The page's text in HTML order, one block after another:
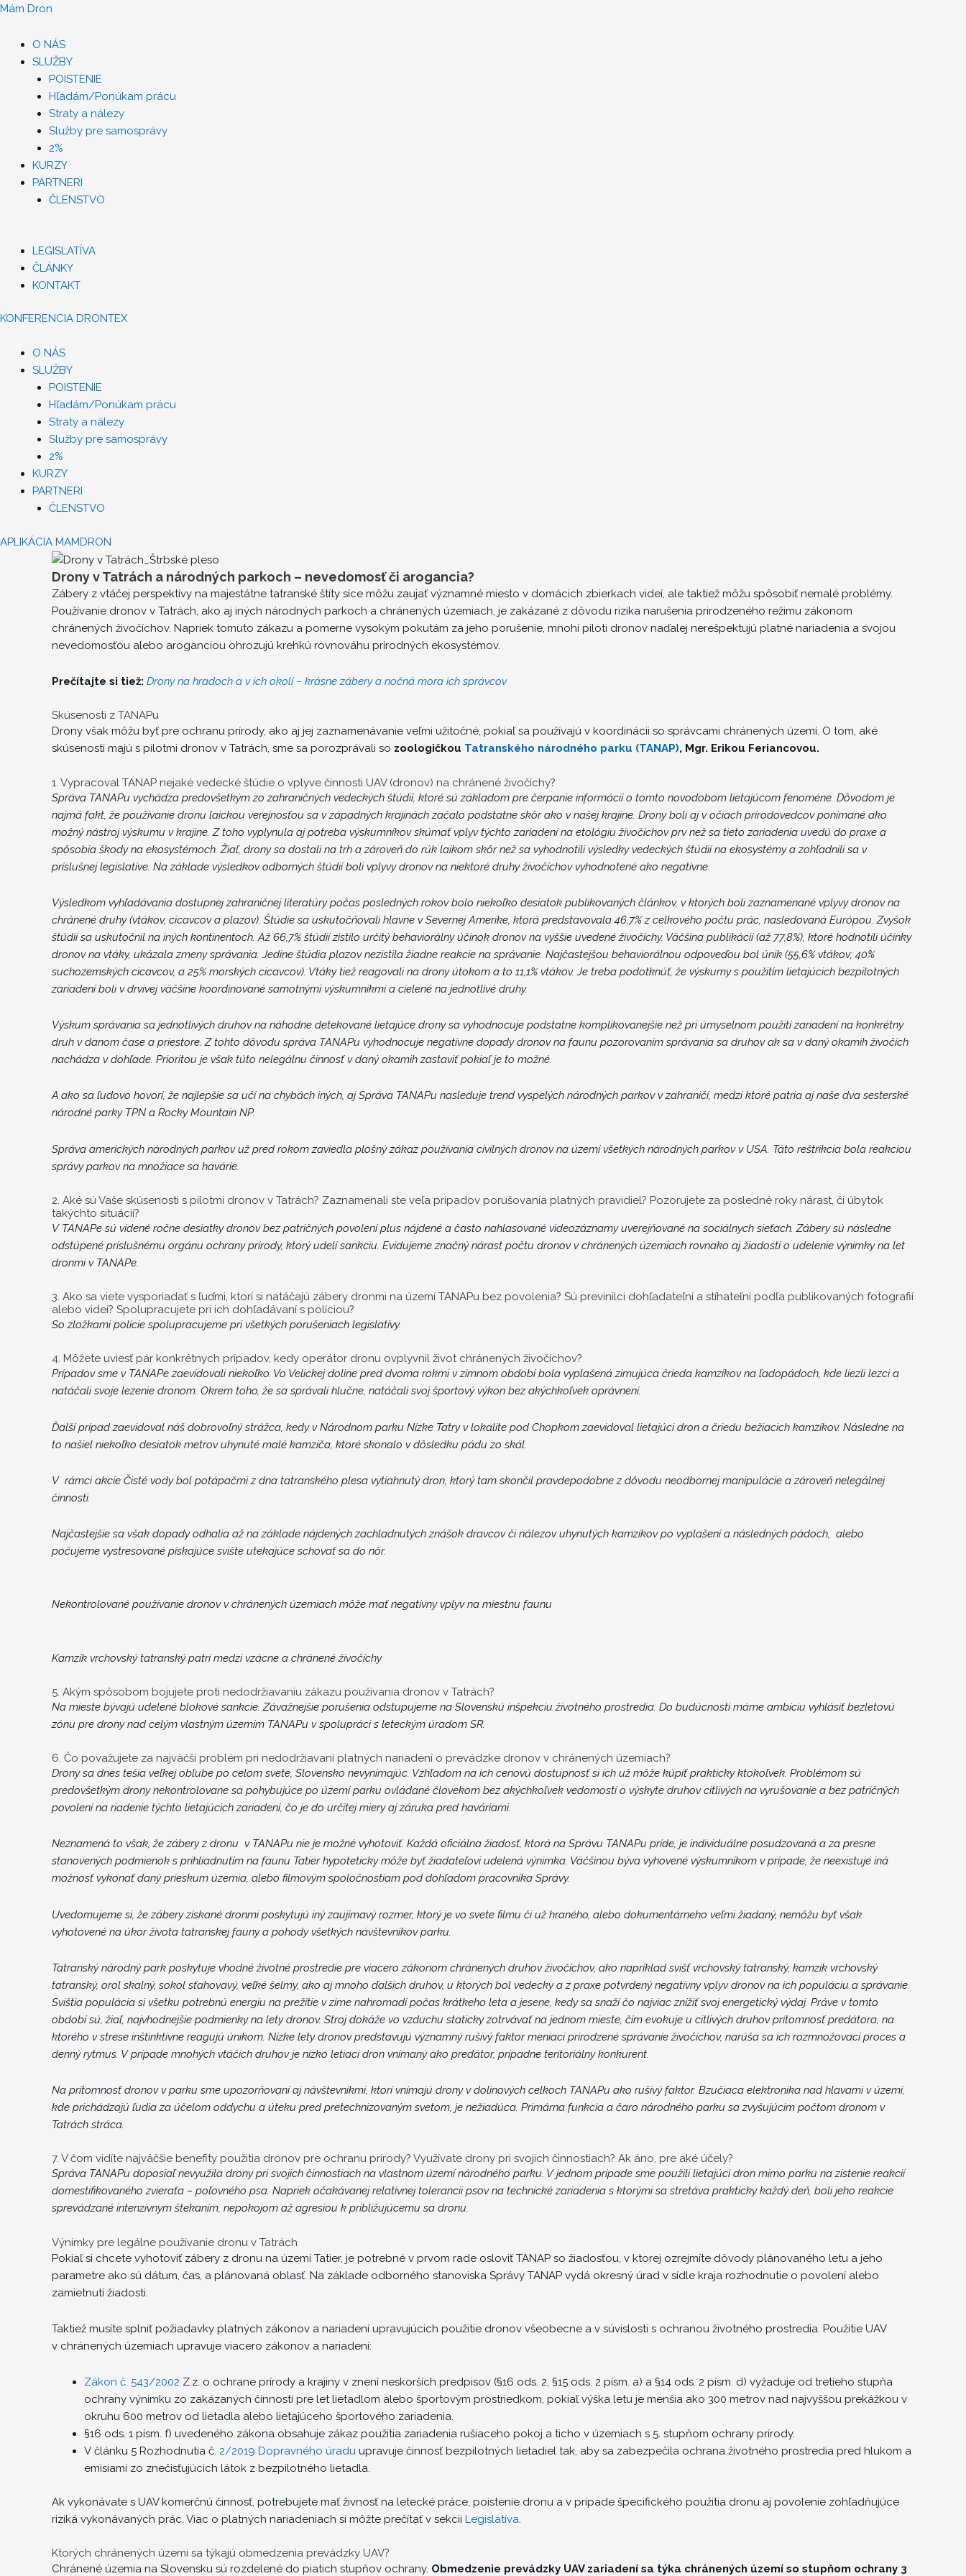
Preskočiť
obsah
Mám Dron
Menu
O NÁS
SLUŽBY
POISTENIE
Hľadám/Ponúkam prácu
Straty a nálezy
Služby pre samosprávy
2%
KURZY
PARTNERI
ČLENSTVO
Menu
LEGISLATÍVA
ČLÁNKY
KONTAKT
KONFERENCIA DRONTEX
Menu
O NÁS
SLUŽBY
POISTENIE
Hľadám/Ponúkam prácu
Straty a nálezy
Služby pre samosprávy
2%
KURZY
PARTNERI
ČLENSTVO
APLIKÁCIA MAMDRON
Drony v Tatrách a národných parkoch – nevedomosť či arogancia?
Zábery z vtáčej perspektívy na majestátne tatranské štíty síce môžu zaujať významné miesto v domácich zbierkach videí, ale taktiež môžu spôsobiť nemalé problémy.
Používanie dronov v Tatrách, ako aj iných národných parkoch a chránených územiach, je zakázané z dôvodu rizika narušenia prirodzeného režimu zákonom
chránených živočíchov. Napriek tomuto zákazu a pomerne vysokým pokutám za jeho porušenie, mnohí piloti dronov naďalej nerešpektujú platné nariadenia a svojou
nevedomosťou alebo aroganciou ohrozujú krehkú rovnováhu prírodných ekosystémov.
Prečítajte si tiež: Drony na hradoch a v ich okolí – krásne zábery a nočná mora ich správcov
Skúsenosti z TANAPu
Drony však môžu byť pre ochranu prírody, ako aj jej zaznamenávanie veľmi užitočné, pokiaľ sa používajú v koordinácii so správcami chránených území. O tom, aké
skúsenosti majú s pilotmi dronov v Tatrách, sme sa porozprávali so zoologičkou Tatranského národného parku (TANAP), Mgr. Erikou Feriancovou.
1. Vypracoval TANAP nejaké vedecké štúdie o vplyve činnosti UAV (dronov) na chránené živočíchy?
Správa TANAPu vychádza predovšetkým zo zahraničných vedeckých štúdií, ktoré sú základom pre čerpanie informácií o tomto novodobom lietajúcom fenoméne. Dôvodom je
najmä fakt, že používanie dronu laickou verejnosťou sa v západných krajinách začalo podstatne skôr ako v našej krajine. Drony boli aj v očiach prírodovedcov ponímané ako
možný nástroj výskumu v krajine. Z toho vyplynula aj potreba výskumníkov skúmať vplyvtýchto zariadení na etológiu živočíchov prv než sa tieto zariadenia uvedú do praxe a
spôsobia škody na ekosystémoch. Žiaľ, drony sa dostali na trh a zároveň do rúk laikom skôr než sa vyhodnotili výsledky vedeckých štúdií na ekosystémy a zohľadnili sa v
príslušnej legislatíve. Na základe výsledkov odborných štúdií boli vplyvy dronov na niektoré druhy živočíchov vyhodnotené ako negatívne.
Výsledkom vyhľadávania dostupnej zahraničnej literatúry počas posledných rokov bolo niekoľko desiatok publikovaných článkov, v ktorých boli zaznamenané vplyvy dronov na
chránené druhy (vtákov, cicavcov a plazov). Štúdie sa uskutočňovali hlavne v Severnej Amerike, ktorá predstavovala 46,7% z celkového počtu prác, nasledovaná Európou. Zvyšok
štúdií sa uskutočnil na iných kontinentoch. Až 66,7% štúdií zistilo určitý behaviorálny účinok dronov na vyššie uvedené živočíchy. Väčšina publikácií (až 77,8%), ktoré hodnotili účinky
dronov na vtáky, ukázala zmeny správania. Jedine štúdia plazov nezistila žiadne reakcie na správanie. Najčastejšou behaviorálnou odpoveďou bol únik (55,6% vtákov; 40%
suchozemských cicavcov, a 25% morských cicavcov). Vtáky tiež reagovali na drony útokom a to 11,1% vtákov. Je treba podotknúť, že výskumy s použitím lietajúcich bezpilotných
zariadení boli v drvivej väčšine koordinované samotnými výskumníkmi a cielené na jednotlivé druhy.
Výskum správania sa jednotlivých druhov na náhodne detekované lietajúce drony sa vyhodnocuje podstatne komplikovanejšie než pri úmyselnom použití zariadení na konkrétny
druh v danom čase a priestore. Z tohto dôvodu správa TANAPu vyhodnocuje negatívne dopady dronov na faunu pozorovaním správania sa druhov ak sa v daný okamih živočích
nachádza v dohľade. Prioritou je však túto nelegálnu činnosť v daný okamih zastaviť pokiaľ je to možné.
A ako sa ľudovo hovorí, že najlepšie sa učí na chybách iných, aj Správa TANAPu nasleduje trend vyspelých národných parkov v zahraničí, medzi ktoré patria aj naše dva sesterské
národné parky TPN a Rocky Mountain NP.
Správa amerických národných parkov už pred rokom zaviedla plošný zákaz používania civilných dronov na území všetkých národných parkov v USA. Táto reštrikcia bola reakciou
správy parkov na množiace sa havárie.
2. Aké sú Vaše skúsenosti s pilotmi dronov v Tatrách? Zaznamenali ste veľa prípadov porušovania platných pravidiel? Pozorujete za posledné roky nárast, či úbytok
takýchto situácií?
V TANAPe sú videné ročne desiatky dronov bez patričných povolení plus nájdené a často nahlasované videozáznamy uverejňované na sociálnych sieťach. Zábery sú následne
odstúpené príslušnému orgánu ochrany prírody, ktorý udelí sankciu. Evidujeme značný nárast počtu dronov v chránených územiach rovnako aj žiadostí o udelenie výnimky na let
dronmi v TANAPe.
3. Ako sa viete vysporiadať s ľuďmi, ktorí si natáčajú zábery dronmi na území TANAPu bez povolenia? Sú previnilci dohľadateľní a stíhateľní podľa publikovaných fotografií
alebo videí? Spolupracujete pri ich dohľadávaní s políciou?
So zložkami polície spolupracujeme pri všetkých porušeniach legislatívy.
4. Môžete uviesť pár konkrétnych prípadov, kedy operátor dronu ovplyvnil život chránených živočíchov?
Prípadov sme v TANAPe zaevidovali niekoľko. Vo Velickej doline pred dvoma rokmi v zimnom období bola vyplašená zimujúca črieda kamzíkov na ľadopádoch, kde liezli lezci a
natáčali svoje lezenie dronom. Okrem toho, že sa správali hlučne, natáčali svoj športový výkon bez akýchkoľvek oprávnení.
Ďalší prípad zaevidoval náš dobrovoľný strážca, kedy v Národnom parku Nízke Tatry v lokalite pod Chopkom zaevidoval lietajúci dron a čriedu bežiacich kamzíkov. Následne na
to našiel niekoľko desiatok metrov uhynuté malé kamzíča, ktoré skonalo v dôsledku pádu zo skál.
V rámci akcie Čisté vody bol potápačmi z dna tatranského plesa vytiahnutý dron, ktorý tam skončil pravdepodobne z dôvodu neodbornej manipulácie a zároveň nelegálnej
činnosti.
Najčastejšie sa však dopady odhalia až na základe nájdených zachladnutých znášok dravcov či nálezov uhynutých kamzíkov po vyplašení a následných pádoch, alebo
počujeme vystresované pískajúce svište utekajúce schovať sa do nôr.
Nekontrolované používanie dronov v chránených územiach môže mať negatívny vplyv na miestnu faunu
Kamzík vrchovský tatranský patrí medzi vzácne a chránené živočíchy
5. Akým spôsobom bojujete proti nedodržiavaniu zákazu používania dronov v Tatrách?
Na mieste bývajú udelené blokové sankcie. Závažnejšie porušenia odstupujeme na Slovenskú inšpekciu životného prostredia. Do budúcnosti máme ambíciu vyhlásiť bezletovú
zónu pre drony nad celým vlastným územím TANAPu v spolupráci s leteckým úradom SR.
6. Čo považujete za najväčší problém pri nedodržiavaní platných nariadení o prevádzke dronov v chránených územiach?
Drony sa dnes tešia veľkej obľube po celom svete, Slovensko nevynímajúc. Vzhľadom na ich cenovú dostupnosť si ich už môže kúpiť prakticky ktokoľvek. Problémom sú
predovšetkým drony nekontrolovane sa pohybujúce po území parku ovládané človekom bez akýchkoľvek vedomostí o výskyte druhov citlivých na vyrušovanie a bez patričných
povolení na riadenie týchto lietajúcich zariadení, čo je do určitej miery aj záruka pred haváriami.
Neznamená to však, že zábery z dronu v TANAPu nie je možné vyhotoviť. Každá oficiálna žiadosť, ktorá na Správu TANAPu príde, je individuálne posudzovaná a za presne
stanovených podmienok s prihliadnutím na faunu Tatier hypoteticky môže byťžiadateľovi udelená výnimka. Väčšinou býva vyhovené výskumníkom v prípade, že neexistuje iná
možnosť vykonať daný prieskum územia, alebo filmovým spoločnostiam pod dohľadom pracovníka Správy.
Uvedomujeme si, že zábery získané dronmi poskytujú iný zaujímavý rozmer, ktorý je vo svete filmu či už hraného, alebo dokumentárneho veľmi žiadaný, nemôžu byť však
vyhotovené na úkor života tatranskej fauny a pohody všetkých návštevníkov parku.
Tatranský národný park poskytuje vhodné životné prostredie pre viacero zákonom chránených druhov živočíchov, ako napríklad svišť vrchovský tatranský, kamzík vrchovský
tatranský, orol skalný, sokol sťahovavý, veľké šelmy, ako aj mnoho ďalších druhov, u ktorých bol vedecky a z praxe potvrdený negatívny vplyv dronov na ich populáciu a správanie.
Svištia populácia si všetku potrebnú energiu na prežitie v zime nahromadí počas krátkeho leta a jesene, kedy sa snaží čo najviac znížiť svoj energetický výdaj. Práve v tomto
období sú, žiaľ, najvhodnejšie podmienky na lety dronov. Stroj dokáže vo vzduchu staticky zotrvávaťna jednom mieste, čím evokuje u citlivých druhov prítomnosť predátora, na
ktorého v strese inštinktívne reagujú únikom. Nízke lety dronov predstavujú významný rušivý faktor meniaci prirodzené správanie živočíchov, narúša sa ich rozmnožovací proces a
denný rytmus. V prípade mnohých vtáčích druhov je nízko letiaci dron vnímaný ako predátor, prípadne teritoriálny konkurent.
Na prítomnosť dronov v parku sme upozorňovaní aj návštevníkmi, ktorí vnímajú drony v dolinových celkoch TANAPu ako rušivý faktor. Bzučiaca elektronika nad hlavami v území,
kde prichádzajú ľudia za účelom oddychu a úteku pred pretechnizovaným svetom, je nežiadúca. Primárna funkcia a čaro národného parku sa zvyšujúcim počtom dronom v
Tatrách stráca.
7. V čom vidíte najväčšie benefity použitia dronov pre ochranu prírody? Využívate drony pri svojich činnostiach? Ak áno, pre aké účely?
Správa TANAPu doposiaľ nevyužila drony pri svojich činnostiach na vlastnom území národného parku. V jednom prípade sme použili lietajúci dron mimo parku na zistenie reakcií
domestifikovaného zvieraťa – poľovného psa. Napriek očakávanej relatívnej toleranciipsov na technické zariadenia s ktorými sa stretáva prakticky každý deň, boli jeho reakcie
sprevádzané intenzívnym štekaním, nepokojom až agresiou k približujúcemu sa dronu.
Výnimky pre legálne používanie dronu v Tatrách
Pokiaľ si chcete vyhotoviť zábery z dronu na území Tatier, je potrebné v prvom rade osloviť TANAP so žiadosťou, v ktorej ozrejmíte dôvody plánovaného letu a jeho
parametre ako sú dátum, čas, a plánovaná oblasť. Na základe odborného stanoviska Správy TANAP vydá okresný úrad v sídle kraja rozhodnutie o povolení alebo
zamietnutí žiadosti.
Taktiež musíte splniť požiadavky platných zákonov a nariadení upravujúcich použitie dronov všeobecne a v súvislosti s ochranou životného prostredia. Použitie UAV
v chránených územiach upravuje viacero zákonov a nariadení:
Zákon č. 543/2002 Z.z. o ochrane prírody a krajiny v znení neskorších predpisov (§16 ods. 2, §15 ods. 2 písm. a) a §14 ods. 2 písm. d) vyžaduje od tretieho stupňa
ochrany výnimku zo zakázaných činností pre let lietadlom alebo športovým prostriedkom, pokiaľ výška letu je menšia ako 300 metrov nad najvyššou prekážkou v
okruhu 600 metrov od lietadla alebo lietajúceho športového zariadenia.
§16 ods. 1 písm. f) uvedeného zákona obsahuje zákaz použitia zariadenia rušiaceho pokoj a ticho v územiach s 5. stupňom ochrany prírody.
V článku 5 Rozhodnutia č. 2/2019 Dopravného úradu upravuje činnosť bezpilotných lietadiel tak, aby sa zabezpečila ochrana životného prostredia pred hlukom a
emisiami zo znečisťujúcich látok z bezpilotného lietadla.
Ak vykonávate s UAV komerčnú činnosť, potrebujete mať živnosť na letecké práce, poistenie dronu a v prípade špecifického použitia dronu aj povolenie zohľadňujúce
riziká vykonávaných prác. Viac o platných nariadeniach si môžte prečítať v sekcii Legislatíva.
Ktorých chránených území sa týkajú obmedzenia prevádzky UAV?
Chránené územia na Slovensku sú rozdelené do piatich stupňov ochrany. Obmedzenie prevádzky UAV zariadení sa týka chránených území so stupňom ochrany 3
Menu
Menu
Menu
Menu